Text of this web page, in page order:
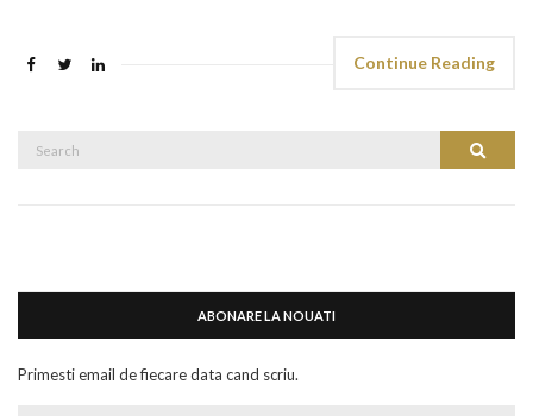
Continue Reading
Search
ABONARE LA NOUATI
Primesti email de fiecare data cand scriu.